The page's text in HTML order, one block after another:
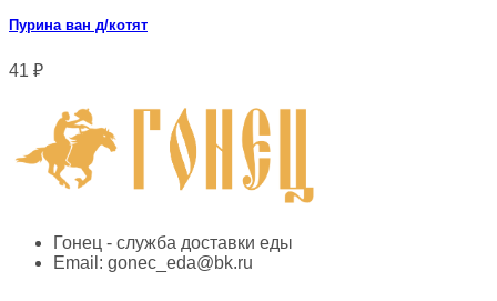
Пурина ван д/котят
41 ₽
Гонец - служба доставки еды
Email: gonec_eda@bk.ru